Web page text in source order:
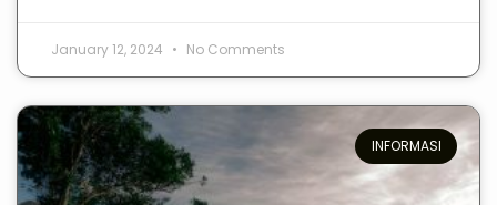
January 12, 2024 No Comments
INFORMASI